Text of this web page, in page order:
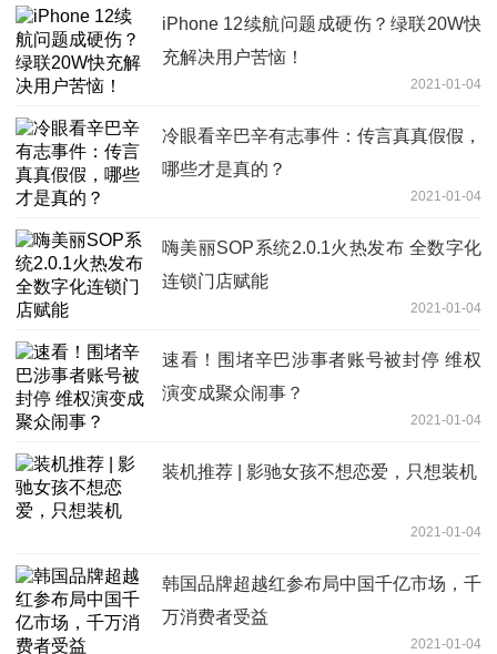
iPhone 12续航问题成硬伤？绿联20W快
充解决用户苦恼！
2021-01-04
冷眼看辛巴辛有志事件：传言真真假假，
哪些才是真的？
2021-01-04
嗨美丽SOP系统2.0.1火热发布 全数字化
连锁门店赋能
2021-01-04
速看！围堵辛巴涉事者账号被封停 维权
演变成聚众闹事？
2021-01-04
装机推荐 | 影驰女孩不想恋爱，只想装机
2021-01-04
韩国品牌超越红参布局中国千亿市场，千
万消费者受益
2021-01-04